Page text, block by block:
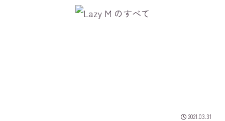
2021.03.31